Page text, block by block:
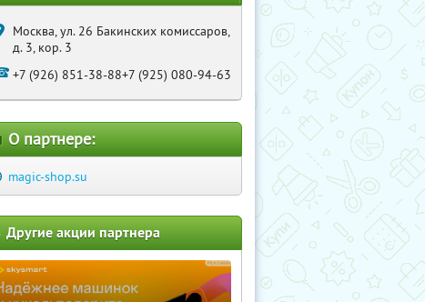
Москва, ул. 26 Бакинских комиссаров,
д. 3, кор. 3
+7 (926) 851-38-88+7 (925) 080-94-63
О партнере:
magic-shop.su
Другие акции партнера